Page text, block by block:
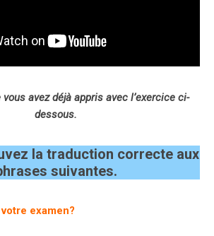
avez déjà appris avec l’exercice ci-
dessous.
la traduction correcte aux
suivantes.
examen?